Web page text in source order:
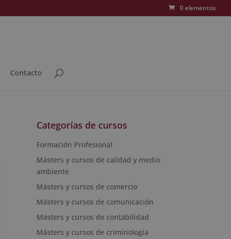
0 elementos
Contacto
Categorías de cursos
Formación Profesional
Másters y cursos de calidad y medio
ambiente
Másters y cursos de comercio
Másters y cursos de comunicación
Másters y cursos de contabilidad
Másters y cursos de criminología